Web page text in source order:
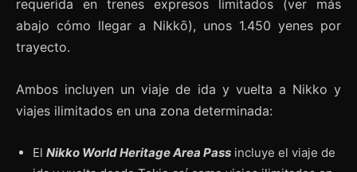
requerida en trenes expresos limitados (ver más
abajo cómo llegar a Nikkō), unos 1.450 yenes por
trayecto.
Ambos incluyen un viaje de ida y vuelta a Nikko y
viajes ilimitados en una zona determinada:
El Nikko World Heritage Area Pass incluye el viaje de